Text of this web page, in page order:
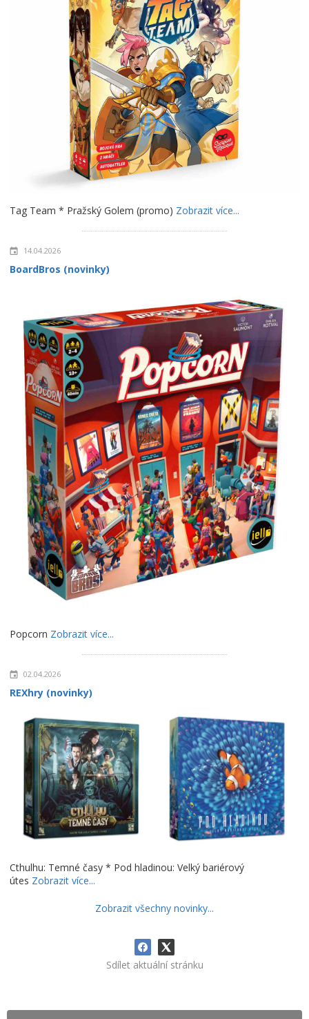
Tag Team * Pražský Golem (promo) Zobrazit více...
14.04.2026
BoardBros (novinky)
Popcorn Zobrazit více...
02.04.2026
REXhry (novinky)
Cthulhu: Temné časy * Pod hladinou: Velký bariérový
útes Zobrazit více...
Zobrazit všechny novinky...
Sdílet aktuální stránku